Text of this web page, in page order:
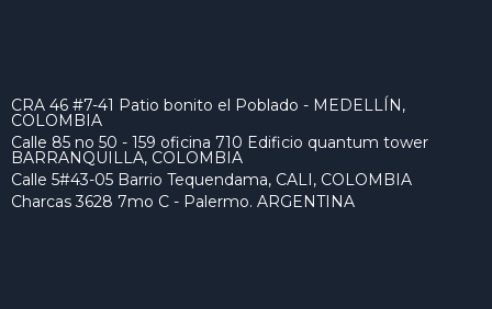
CRA 46 #7-41 Patio bonito el Poblado - MEDELLÍN,
COLOMBIA
Calle 85 no 50 - 159 oficina 710 Edificio quantum tower
BARRANQUILLA, COLOMBIA
Calle 5#43-05 Barrio Tequendama, CALI, COLOMBIA
Charcas 3628 7mo C - Palermo. ARGENTINA